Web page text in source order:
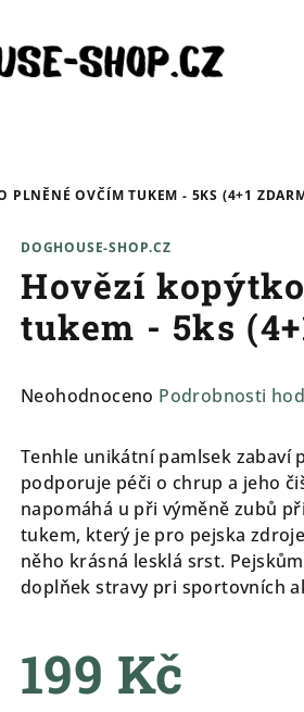
PLNĚNÉ OVČÍM TUKEM - 5KS (4+1
DOGHOUSE-SHOP.CZ
Hovězí
tukem - 5ks
Průměrné
produktu
0,0
z
hvězdiček.
Neohodnoceno Podrobnosti
Tenhle unikátní pamlsek zabaví
podporuje péči o chrup a jeho
napomáhá u při výměně zubů
tukem, který je pro pejska
něho krásná lesklá srst.
doplňek stravy pri sportovních
199 Kč